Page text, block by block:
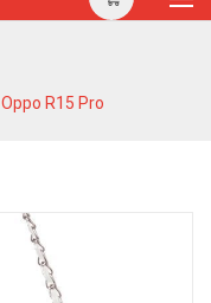
Oppo R15 Pro